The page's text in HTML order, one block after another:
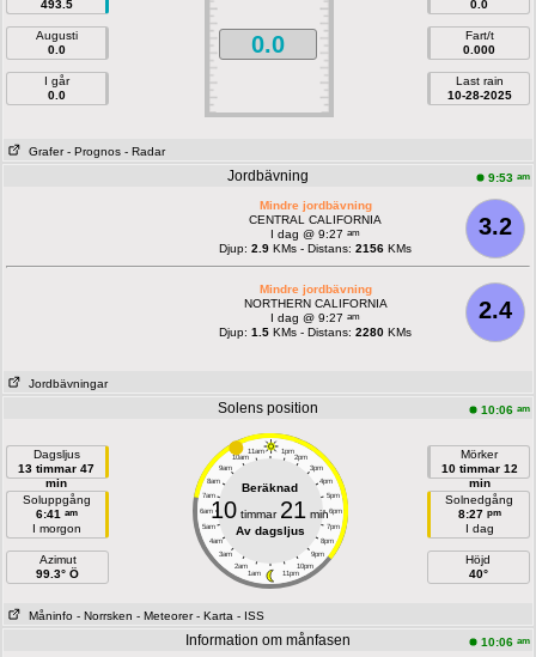
493.5
Augusti
0.0
I går
0.0
0.0
0.0
Fart/t
0.000
Last rain
10-28-2025
Grafer - Prognos - Radar
Jordbävning 9:53 am
3.2
Mindre jordbävning
CENTRAL CALIFORNIA
I dag @ 9:27am
Djup:2.9 KMs - Distans:2156 KMs
2.4
Mindre jordbävning
NORTHERN CALIFORNIA
I dag @ 9:27am
Djup:1.5 KMs - Distans:2280 KMs
Jordbävningar
Solens position 10:06 am
Dagsljus
13 timmar 47
min
Soluppgång
6:41 am
I morgon
Azimut
99.3° Ö
11am 1pm
10am 2pm
9am 3pm
8am 4pm
7am 5pm
6am 6pm
5am 7pm
4am 8pm
3am 9pm
2am 10pm
1am 11pm
Beräknad
10 timmar 21 min
Av dagsljus
Mörker
10 timmar 12
min
Solnedgång
8:27 pm
I dag
Höjd
40°
Måninfo - Norrsken - Meteorer - Karta - ISS
Information om månfasen 10:06 am